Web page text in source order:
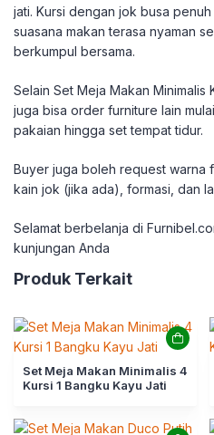
jati. Kursi dengan jok busa
suasana makan terasa nyaman
berkumpul bersama.
Selain Set Meja Makan Minimalis
juga bisa order furniture lain
pakaian hingga set tempat tidur.
Buyer juga boleh request warna
kain jok (jika ada), formasi, dan
Selamat berbelanja di
kunjungan Anda
Produk Terkait
Set Meja Makan Minimalis 4
Kursi 1 Bangku Kayu Jati